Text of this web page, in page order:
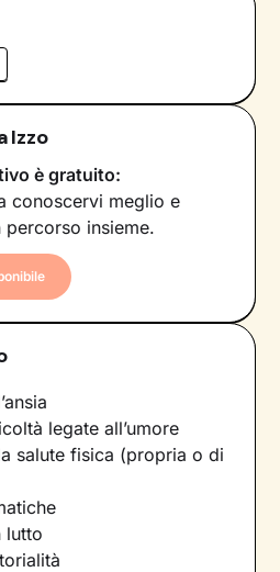
Izzo
è gratuito:
conoscervi meglio e
insieme.
legate all’umore
salute fisica (propria o di
lutto